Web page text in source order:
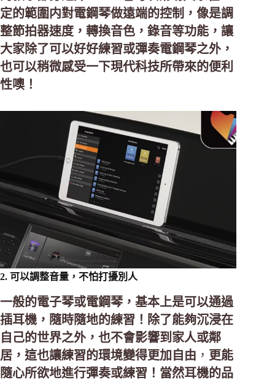
定的範圍内對電鋼琴做遠端的控制，像是調
整節拍器速度，轉換音色，錄音等功能，讓
大家除了可以好好練習或彈奏電鋼琴之外，
也可以稍微感受一下現代科技所帶來的便利
性噢！
2. 可以調整音量，不怕打擾別人
一般的電子琴或電鋼琴，基本上是可以通過
插耳機，隨時隨地的練習！除了能夠沉浸在
自己的世界之外，也不會影響到家人或鄰
居，這也讓練習的環境變得更加自由 ， 更能
隨心所欲地進行彈奏或練習！當然耳機的品